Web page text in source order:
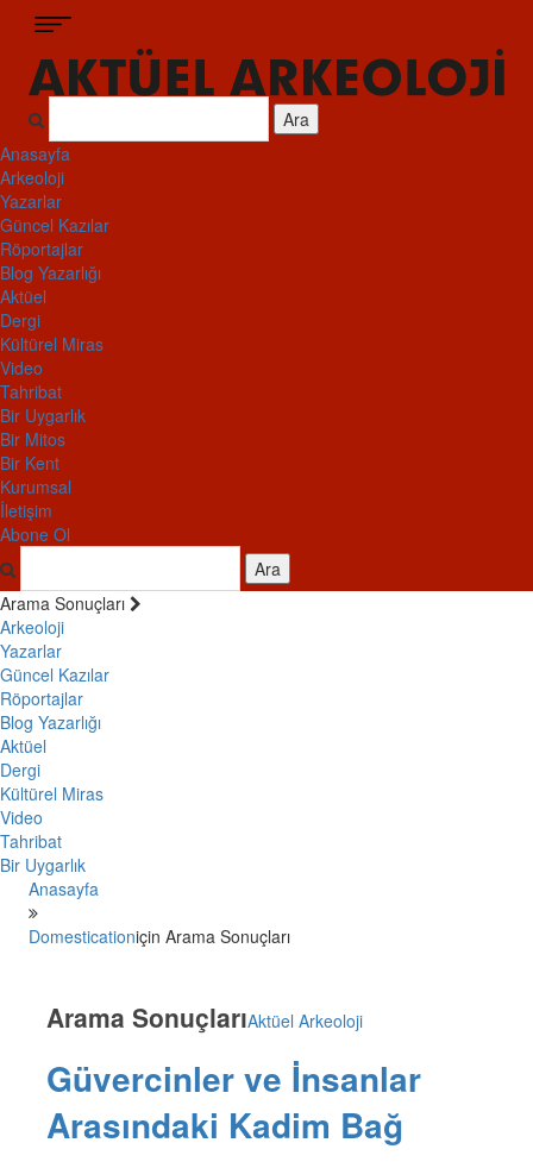
Ara
Anasayfa
Arkeoloji
Yazarlar
Güncel Kazılar
Röportajlar
Blog Yazarlığı
Aktüel
Dergi
Kültürel Miras
Video
Tahribat
Bir Uygarlık
Bir Mitos
Bir Kent
Kurumsal
İletişim
Abone Ol
Ara
Arama Sonuçları
Arkeoloji
Yazarlar
Güncel Kazılar
Röportajlar
Blog Yazarlığı
Aktüel
Dergi
Kültürel Miras
Video
Tahribat
Bir Uygarlık
Anasayfa
Domesticationiçin Arama Sonuçları
Arama SonuçlarıAktüel Arkeoloji
Güvercinler ve İnsanlar
Arasındaki Kadim Bağ